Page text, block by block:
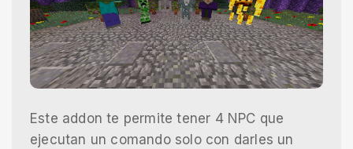
Este addon te permite tener 4 NPC que
ejecutan un comando solo con darles un